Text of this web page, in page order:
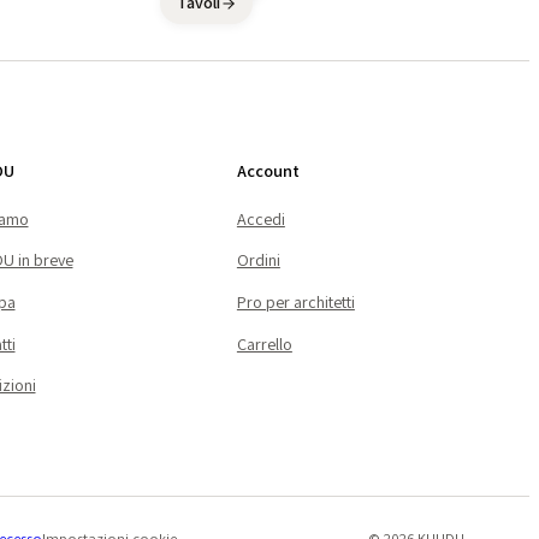
in breve
Account
Accedi
Ordini
Pro per architetti
Carrello